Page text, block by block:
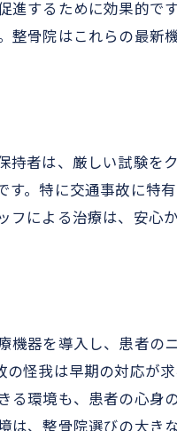
するために効果的で
骨院はこれらの最新
持者は、厳しい試験を
。特に交通事故に特
フによる治療は、安心
機器を導入し、患者の
怪我は早期の対応が
る環境も、患者の心身
は、整骨院選びの大き